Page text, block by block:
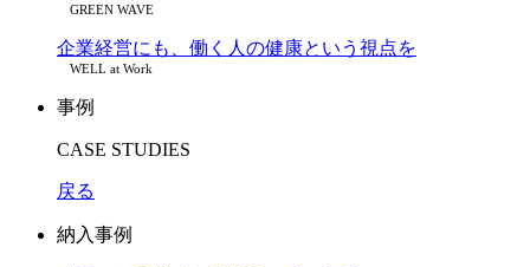
GREEN WAVE
企業経営にも、働く人の健康という視点を
WELL at Work
事例
CASE STUDIES
戻る
納入事例